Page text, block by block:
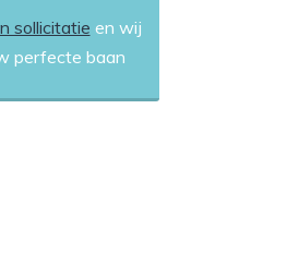
sollicitatie en wij
perfecte baan